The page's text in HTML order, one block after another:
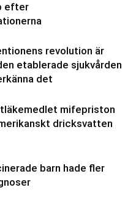
efter
revolution är
etablerade sjukvården
det
mifepriston
dricksvatten
barn hade fler